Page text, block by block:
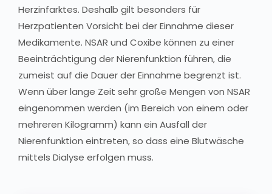
Herzinfarktes. Deshalb gilt besonders für
Herzpatienten Vorsicht bei der Einnahme dieser
Medikamente. NSAR und Coxibe können zu einer
Beeinträchtigung der Nierenfunktion führen, die
zumeist auf die Dauer der Einnahme begrenzt ist.
Wenn über lange Zeit sehr große Mengen von NSAR
eingenommen werden (im Bereich von einem oder
mehreren Kilogramm) kann ein Ausfall der
Nierenfunktion eintreten, so dass eine Blutwäsche
mittels Dialyse erfolgen muss.